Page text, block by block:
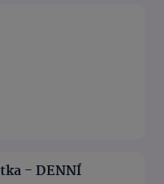
- DENNÍ